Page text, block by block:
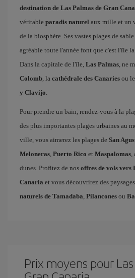
destination de Las Palmas de Gran
véritable paradis naturel aux mille et un
de la biosphère. Ses vastes plages de
agréable toute l'année font que c'est l'île
Dans la capitale de l'île, Las Palmas, ne
Colomb, la cathédrale des Canaries ou le
y Clavijo.
Pour prendre un bain, rendez-vous à la
des plus importantes plages urbaines au
ville, vous aimerez les plages de San
Meloneras, Puerto Rico et Maspalomas,
dunes. Profitez de nos offres de vols vers
Canaria et vous découvrirez des
naturels de Tamadaba, Pilancones ou
Prix ​​moyens pour